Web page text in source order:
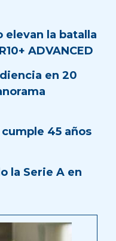
elevan la batalla
ADVANCED
en 20
45 años
la Serie A en